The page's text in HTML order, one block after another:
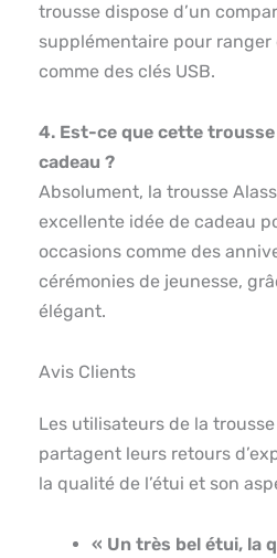
trousse dispose d’un
supplémentaire pour ranger
comme des clés USB.
4. Est-ce que cette
cadeau ?
Absolument, la trousse
excellente idée de cadeau
occasions comme des
cérémonies de jeunesse,
élégant.
Avis Clients
Les utilisateurs de la
partagent leurs retours
la qualité de l’étui et son
« Un très bel étui, la